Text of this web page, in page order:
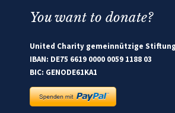
You want to donate?
United Charity gemeinnützige
IBAN: DE75 6619 0000 0059 1188 03
BIC: GENODE61KA1